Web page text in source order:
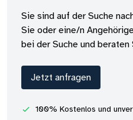
Sie sind auf der Suche
Sie oder eine/n
bei der Suche und
Jetzt anfragen
100% Kostenlos und